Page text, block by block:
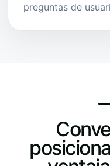
preguntas de